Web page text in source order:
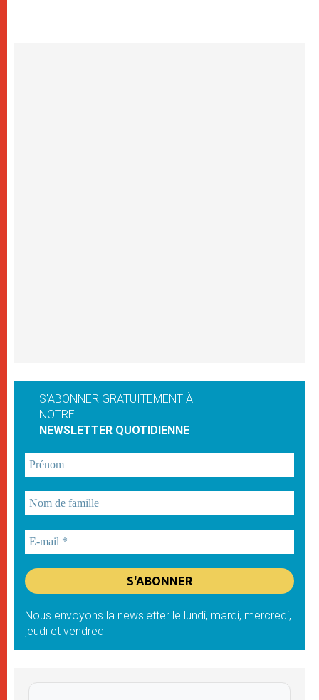
S'ABONNER GRATUITEMENT À
NOTRE
NEWSLETTER QUOTIDIENNE
Nous envoyons la newsletter le lundi, mardi, mercredi,
jeudi et vendredi